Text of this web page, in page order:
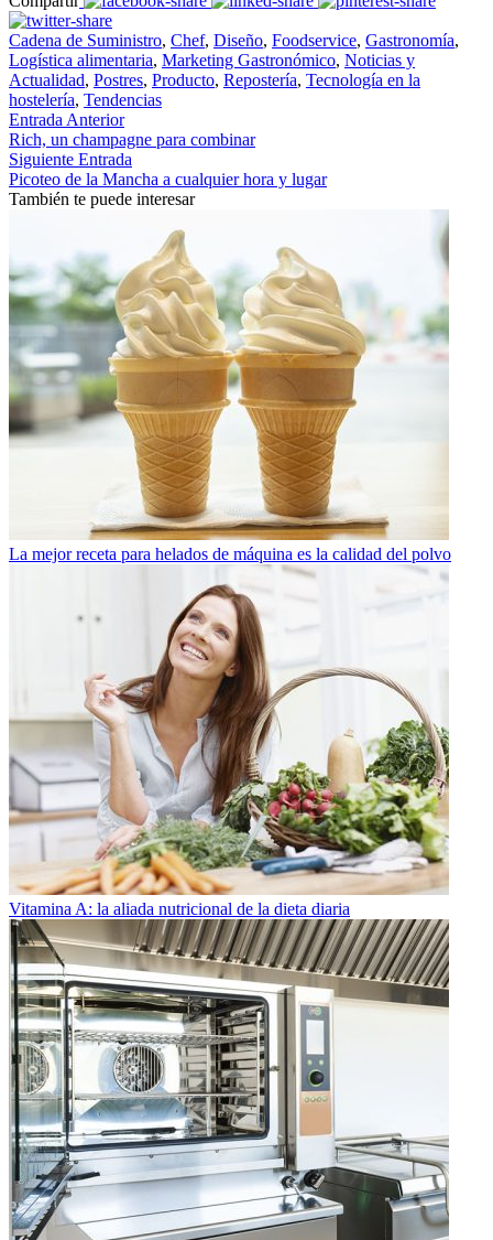
Cadena de Suministro, Chef, Diseño, Foodservice, Gastronomía,
Logística alimentaria, Marketing Gastronómico, Noticias y
Actualidad, Postres, Producto, Repostería, Tecnología en la
hostelería, Tendencias
Entrada Anterior
Rich, un champagne para combinar
Siguiente Entrada
Picoteo de la Mancha a cualquier hora y lugar
También te puede interesar
La mejor receta para helados de máquina es la calidad del polvo
Vitamina A: la aliada nutricional de la dieta diaria